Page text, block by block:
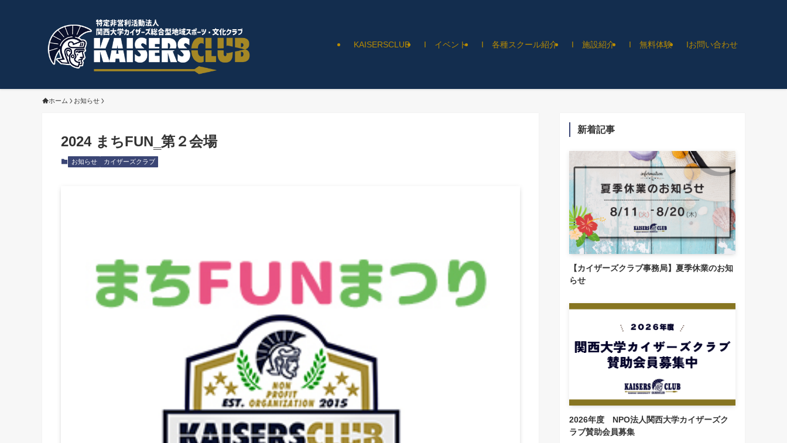
KAISERSCLUB I イベント I 各種スクール紹介 I 施設紹介 I 無料体験 Iお問い合わせ
ホーム お知らせ
2024 まちFUN‗第２会場
お知らせ カイザーズクラブ
新着記事
【カイザーズクラブ事務局】夏季休業のお知
らせ
2026年度 NPO法人関西大学カイザーズク
ラブ賛助会員募集